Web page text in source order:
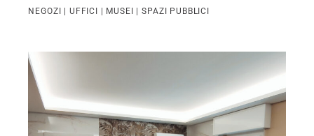
NEGOZI | UFFICI | MUSEI | SPAZI PUBBLICI